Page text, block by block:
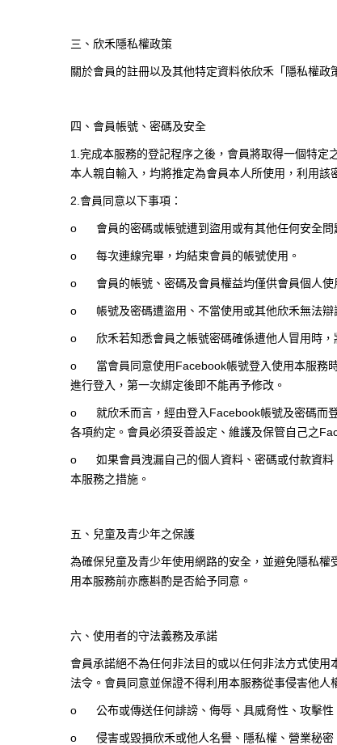
三、欣禾隱私權政策
關於會員的註冊以及其他特定資料依欣禾「隱私權政
四、會員帳號、密碼及安全
1. 完成本服務的登記程序之後，會員將取得一個特定
本人親自輸入，均將推定為會員本人所使用，利用該
2. 會員同意以下事項：
o 會員的密碼或帳號遭到盜用或有其他任何安全
o 每次連線完畢，均結束會員的帳號使用。
o 會員的帳號、密碼及會員權益均僅供會員個人
o 帳號及密碼遭盜用、不當使用或其他欣禾無法
o 欣禾若知悉會員之帳號密碼確係遭他人冒用時
o 當會員同意使用Facebook帳號登入使用本服務
進行登入，第一次綁定後即不能再予修改。
o 就欣禾而言，經由登入 Facebook帳號及密碼而
各項約定。會員必須妥善設定、維護及保管自己之
o 如果會員洩漏自己的個人資料、密碼或付款資
本服務之措施。
五、兒童及青少年之保護
為確保兒童及青少年使用網路的安全，並避免隱私
用本服務前亦應斟酌是否給予同意。
六、使用者的守法義務及承諾
會員承諾絕不為任何非法目的或以任何非法方式使
法令。會員同意並保證不得利用本服務從事侵害他人
o 公布或傳送任何誹謗、侮辱、具威脅性、攻擊
o 侵害或毀損欣禾或他人名譽、隱私權、營業秘